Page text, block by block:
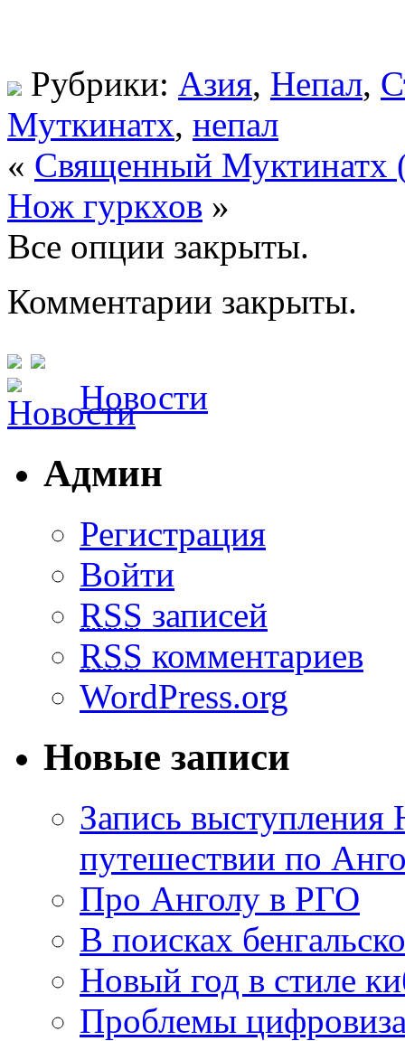
Рубрики: Азия, Непал,
Муткинатх, непал
« Священный Муктинатх
Нож гуркхов »
Все опции закрыты.
Комментарии закрыты.
Новости
Админ
Регистрация
Войти
RSS записей
RSS комментариев
WordPress.org
Новые записи
Запись
путешествии по
Про Анголу в РГО
В поисках
Новый год в стиле
Проблемы